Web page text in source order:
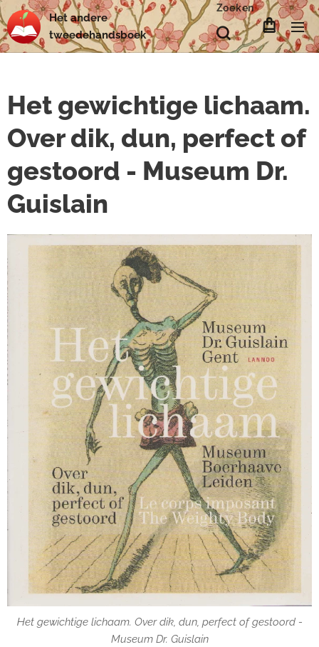
Hetandere
tweedehandsboek
Zoeken
Het gewichtige lichaam.
Over dik, dun, perfect of
gestoord - Museum Dr.
Guislain
Het gewichtige lichaam. Over dik, dun, perfect of gestoord -
Museum Dr. Guislain
Het gewichtige lichaam. Over dik, dun, perfect of gestoord -
Museum Dr. Guislain